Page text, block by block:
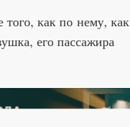
того, как по нему, как
его пассажира